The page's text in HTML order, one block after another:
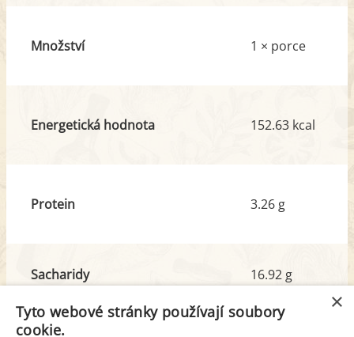
Množství 1 × porce
Energetická hodnota 152.63 kcal
Protein 3.26 g
Sacharidy
z toho cukr
16.92 g
9.47 g
×
Tyto webové stránky používají soubory
cookie.